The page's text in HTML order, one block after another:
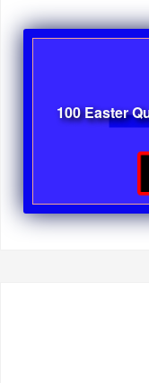
100 Easter